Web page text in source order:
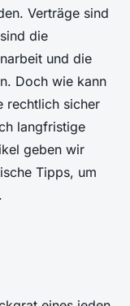
Verträge sind
die
und die
Doch wie kann
rechtlich sicher
langfristige
geben wir
Tipps, um